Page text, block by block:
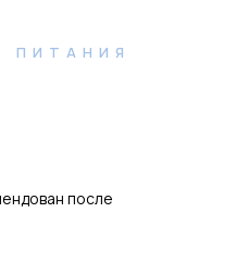
ПИТАНИЯ
после